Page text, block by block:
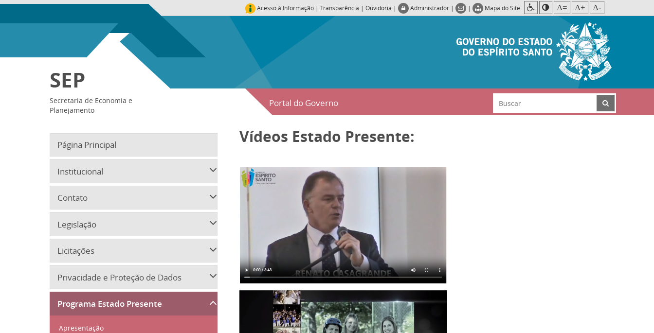
Acesso à Informação | Transparência | Ouvidoria | Administrador | | Mapa do Site A= A+ A-
Portal do Governo
SEP
Secretaria de Economia e
Planejamento
Página Principal
Institucional
Contato
Legislação
Licitações
Privacidade e Proteção de Dados
Programa Estado Presente
Apresentação
Vídeos Estado Presente: